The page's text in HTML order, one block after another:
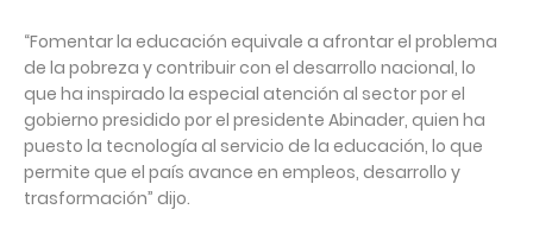
“Fomentar la educación equivale a afrontar el problema
de la pobreza y contribuir con el desarrollo nacional, lo
que ha inspirado la especial atención al sector por el
gobierno presidido por el presidente Abinader, quien ha
puesto la tecnología al servicio de la educación, lo que
permite que el país avance en empleos, desarrollo y
trasformación” dijo.